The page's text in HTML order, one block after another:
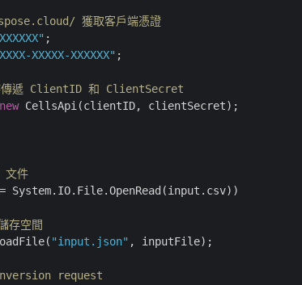
獲取客戶端憑證
XXXXX-XXXXXX" ;
遞 ClientID 和 ClientSecret
new CellsApi(clientID, clientSecret);
文件
System.IO.File.OpenRead(input.csv))
存空間
"input.json" , inputFile);
request